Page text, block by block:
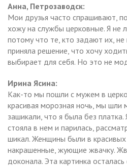
Анна, Петрозаводск:
Мои друзья часто спрашивают,
хожу на службы церковные. Я не
потому что те, кто задают их,
приняла решение, что хочу
выбирает для себя. Но это не
Ирина Ясина:
Как-то мы пошли с мужем в
красивая морозная ночь, мы шли
зашикали, что я была без
стояла в нем и парилась,
шикал. Женщины были в красивых
накрашенные, жующие жвачку.
доконала. Эта картинка